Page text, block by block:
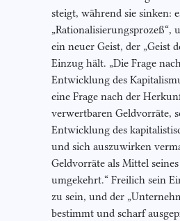
steigt, während sie sinken:
„Rationalisierungsprozeß“,
ein neuer Geist, der „Geist
Einzug hält. „Die Frage
Entwicklung des
eine Frage nach der
verwertbaren Geldvorräte,
Entwicklung des
und sich auszuwirken
Geldvorräte als Mittel
umgekehrt.“ Freilich sein
zu sein, und der
bestimmt und scharf